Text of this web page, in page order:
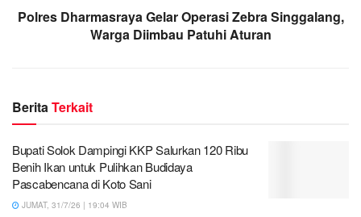
Polres Dharmasraya Gelar Operasi Zebra Singgalang,
Warga Diimbau Patuhi Aturan
BeritaTerkait
Bupati Solok Dampingi KKP Salurkan 120 Ribu
Benih Ikan untuk Pulihkan Budidaya
Pascabencana di Koto Sani
JUMAT, 31/7/26 | 19:04 WIB